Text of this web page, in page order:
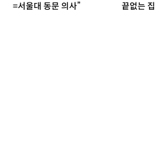
=서울대 동문 의사”
끝없는 집